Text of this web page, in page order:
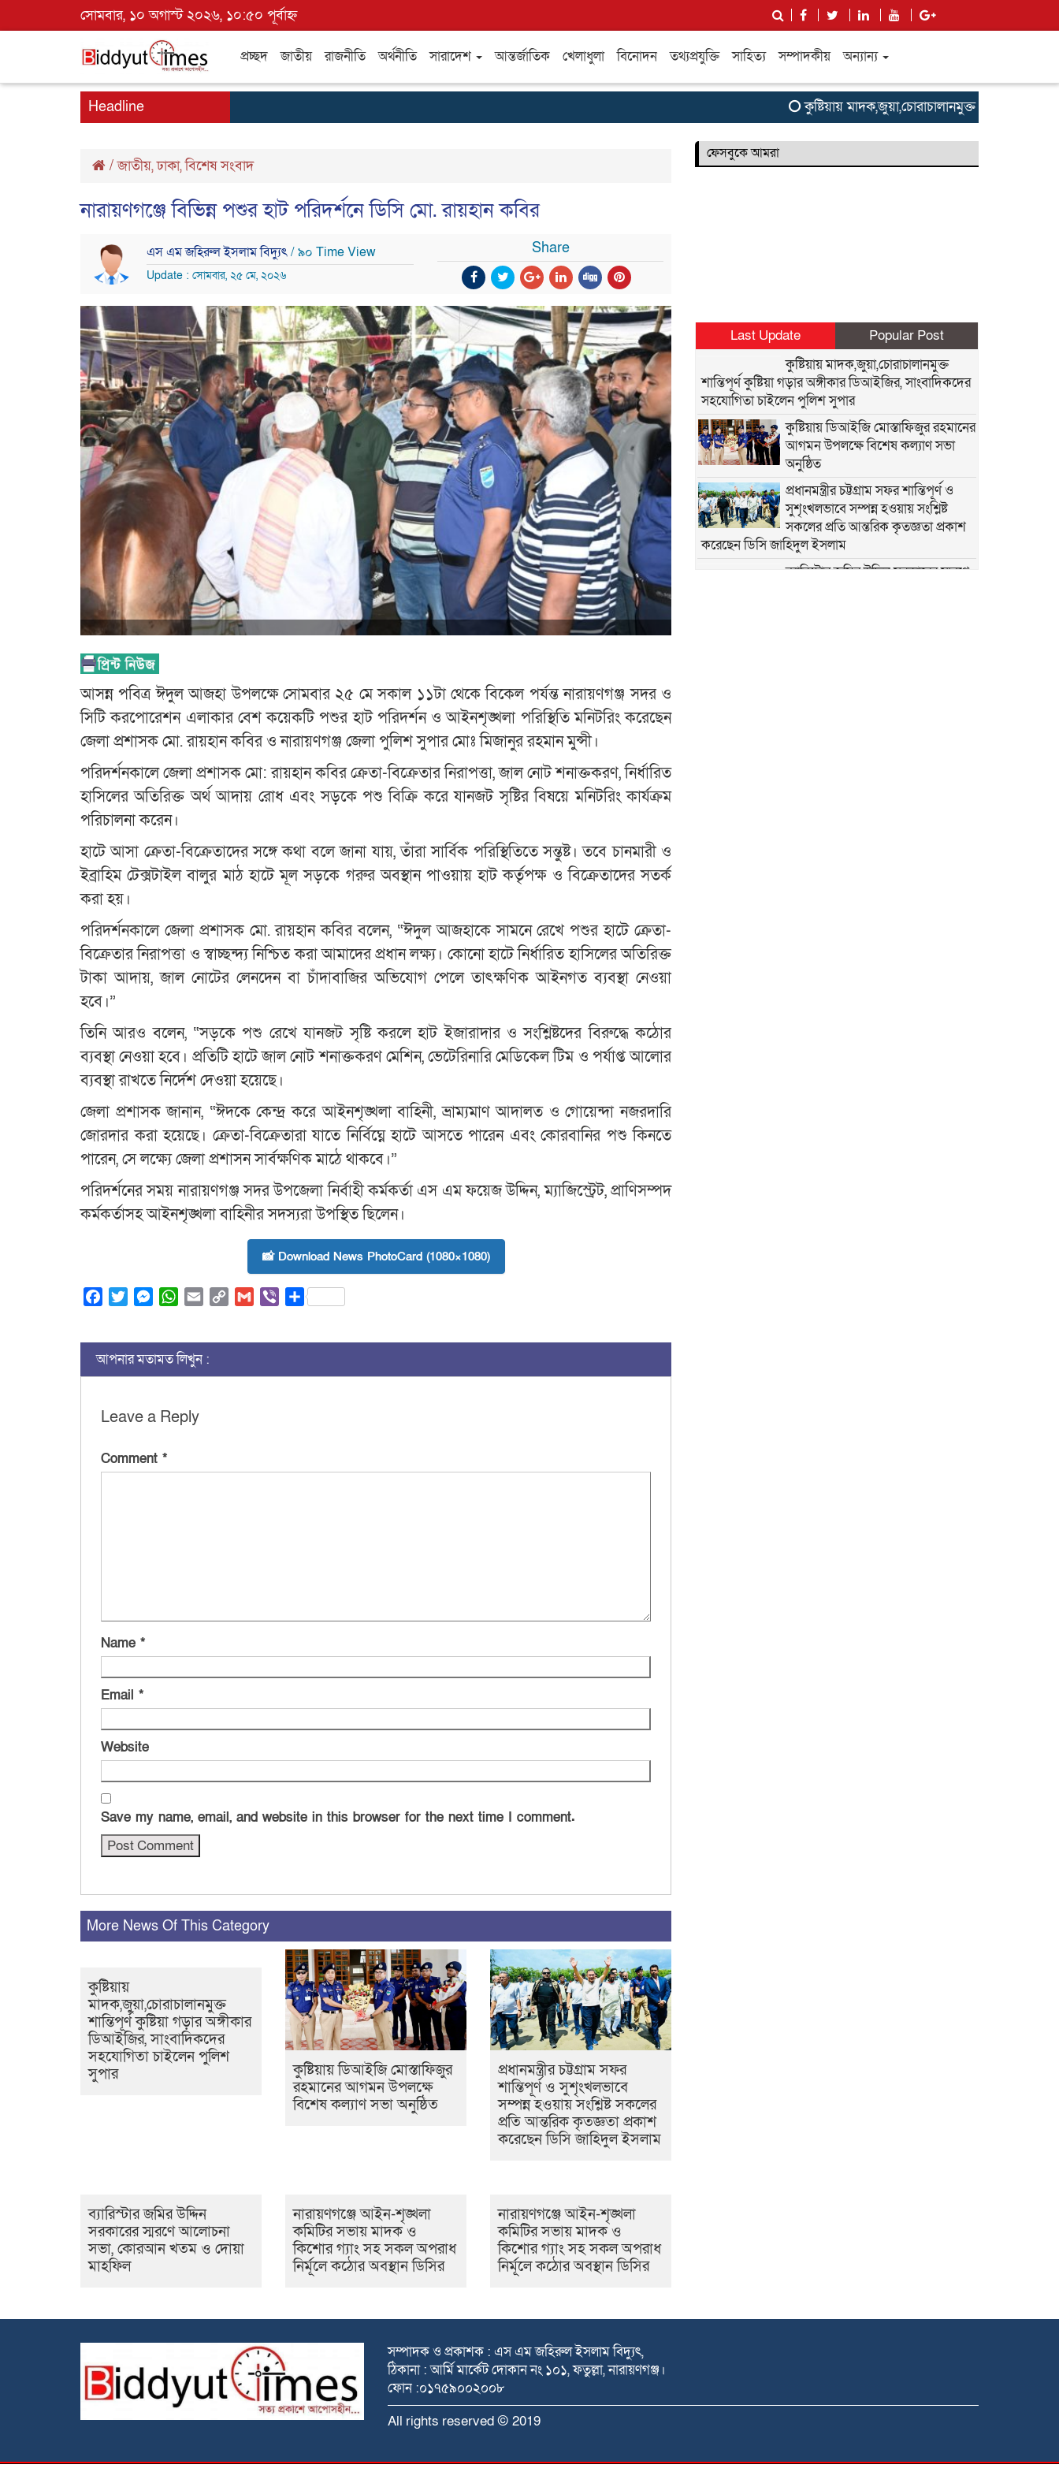
সোমবার, ১০ অগাস্ট ২০২৬, ১০:৫০ পূর্বাহ্ন
প্রচ্ছদ জাতীয় রাজনীতি অর্থনীতি সারাদেশ আন্তর্জাতিক খেলাধুলা বিনোদন তথ্যপ্রযুক্তি সাহিত্য সম্পাদকীয় অন্যান্য
Headline কুষ্টিয়ায় মাদক,জুয়া,চোরাচালানমুক্ত শান্তিপূর্ণ
/জাতীয়,ঢাকা,বিশেষ সংবাদ
নারায়ণগঞ্জে বিভিন্ন পশুর হাট পরিদর্শনে ডিসি মো. রায়হান কবির
এস এম জহিরুল ইসলাম বিদ্যুৎ/ ৯০ Time View
Update : সোমবার, ২৫ মে, ২০২৬
Share
আসন্ন পবিত্র ঈদুল আজহা উপলক্ষে সোমবার ২৫ মে সকাল ১১টা থেকে বিকেল পর্যন্ত নারায়ণগঞ্জ সদর ও
সিটি করপোরেশন এলাকার বেশ কয়েকটি পশুর হাট পরিদর্শন ও আইনশৃঙ্খলা পরিস্থিতি মনিটরিং করেছেন
জেলা প্রশাসক মো. রায়হান কবির ও নারায়ণগঞ্জ জেলা পুলিশ সুপার মোঃ মিজানুর রহমান মুন্সী।
পরিদর্শনকালে জেলা প্রশাসক মো: রায়হান কবির ক্রেতা-বিক্রেতার নিরাপত্তা, জাল নোট শনাক্তকরণ, নির্ধারিত
হাসিলের অতিরিক্ত অর্থ আদায় রোধ এবং সড়কে পশু বিক্রি করে যানজট সৃষ্টির বিষয়ে মনিটরিং কার্যক্রম
পরিচালনা করেন।
হাটে আসা ক্রেতা-বিক্রেতাদের সঙ্গে কথা বলে জানা যায়, তাঁরা সার্বিক পরিস্থিতিতে সন্তুষ্ট। তবে চানমারী ও
ইব্রাহিম টেক্সটাইল বালুর মাঠ হাটে মূল সড়কে গরুর অবস্থান পাওয়ায় হাট কর্তৃপক্ষ ও বিক্রেতাদের সতর্ক
করা হয়।
পরিদর্শনকালে জেলা প্রশাসক মো. রায়হান কবির বলেন, “ঈদুল আজহাকে সামনে রেখে পশুর হাটে ক্রেতা-
বিক্রেতার নিরাপত্তা ও স্বাচ্ছন্দ্য নিশ্চিত করা আমাদের প্রধান লক্ষ্য। কোনো হাটে নির্ধারিত হাসিলের অতিরিক্ত
টাকা আদায়, জাল নোটের লেনদেন বা চাঁদাবাজির অভিযোগ পেলে তাৎক্ষণিক আইনগত ব্যবস্থা নেওয়া
হবে।”
তিনি আরও বলেন, “সড়কে পশু রেখে যানজট সৃষ্টি করলে হাট ইজারাদার ও সংশ্লিষ্টদের বিরুদ্ধে কঠোর
ব্যবস্থা নেওয়া হবে। প্রতিটি হাটে জাল নোট শনাক্তকরণ মেশিন, ভেটেরিনারি মেডিকেল টিম ও পর্যাপ্ত আলোর
ব্যবস্থা রাখতে নির্দেশ দেওয়া হয়েছে।
জেলা প্রশাসক জানান, “ঈদকে কেন্দ্র করে আইনশৃঙ্খলা বাহিনী, ভ্রাম্যমাণ আদালত ও গোয়েন্দা নজরদারি
জোরদার করা হয়েছে। ক্রেতা-বিক্রেতারা যাতে নির্বিঘ্নে হাটে আসতে পারেন এবং কোরবানির পশু কিনতে
পারেন, সে লক্ষ্যে জেলা প্রশাসন সার্বক্ষণিক মাঠে থাকবে।”
পরিদর্শনের সময় নারায়ণগঞ্জ সদর উপজেলা নির্বাহী কর্মকর্তা এস এম ফয়েজ উদ্দিন, ম্যাজিস্ট্রেট, প্রাণিসম্পদ
কর্মকর্তাসহ আইনশৃঙ্খলা বাহিনীর সদস্যরা উপস্থিত ছিলেন।
📸 Download News PhotoCard (1080×1080)
FacebookTwitterMessenger
WhatsApp
Email Copy
Gmail ViberShare
আপনার মতামত লিখুন :
Leave a Reply
Comment *
Name *
Email *
Website
Save my name, email, and website in this browser for the next time I comment.
More News Of This Category
কুষ্টিয়ায়
মাদক,জুয়া,চোরাচালানমুক্ত
শান্তিপূর্ণ কুষ্টিয়া গড়ার অঙ্গীকার
ডিআইজির, সাংবাদিকদের
সহযোগিতা চাইলেন পুলিশ
সুপার
কুষ্টিয়ায় ডিআইজি মোস্তাফিজুর
রহমানের আগমন উপলক্ষে
বিশেষ কল্যাণ সভা অনুষ্ঠিত
প্রধানমন্ত্রীর চট্টগ্রাম সফর
শান্তিপূর্ণ ও সুশৃংখলভাবে
সম্পন্ন হওয়ায় সংশ্লিষ্ট সকলের
প্রতি আন্তরিক কৃতজ্ঞতা প্রকাশ
করেছেন ডিসি জাহিদুল ইসলাম
ব্যারিস্টার জমির উদ্দিন
সরকারের স্মরণে আলোচনা
সভা, কোরআন খতম ও দোয়া
মাহফিল
নারায়ণগঞ্জে আইন-শৃঙ্খলা
কমিটির সভায় মাদক ও
কিশোর গ্যাং সহ সকল অপরাধ
নির্মূলে কঠোর অবস্থান ডিসির
নারায়ণগঞ্জে আইন-শৃঙ্খলা
কমিটির সভায় মাদক ও
কিশোর গ্যাং সহ সকল অপরাধ
নির্মূলে কঠোর অবস্থান ডিসির
ফেসবুকে আমরা
Last Update
Popular Post
কুষ্টিয়ায় মাদক,জুয়া,চোরাচালানমুক্ত
শান্তিপূর্ণ কুষ্টিয়া গড়ার অঙ্গীকার ডিআইজির, সাংবাদিকদের
সহযোগিতা চাইলেন পুলিশ সুপার
কুষ্টিয়ায় ডিআইজি মোস্তাফিজুর রহমানের
আগমন উপলক্ষে বিশেষ কল্যাণ সভা
অনুষ্ঠিত
প্রধানমন্ত্রীর চট্টগ্রাম সফর শান্তিপূর্ণ ও
সুশৃংখলভাবে সম্পন্ন হওয়ায় সংশ্লিষ্ট
সকলের প্রতি আন্তরিক কৃতজ্ঞতা প্রকাশ
করেছেন ডিসি জাহিদুল ইসলাম
ব্যারিস্টার জমির উদ্দিন সরকারের স্মরণে
সম্পাদক ও প্রকাশক : এস এম জহিরুল ইসলাম বিদ্যুৎ,
ঠিকানা : আর্মি মার্কেট দোকান নং ১০১, ফতুল্লা, নারায়ণগঞ্জ।
ফোন :০১৭৫৯০০২০০৮
All rights reserved © 2019